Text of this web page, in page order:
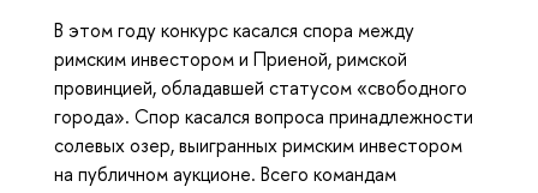
В этом году конкурс касался спора между
римским инвестором и Приеной, римской
провинцией, обладавшей статусом «свободного
города». Спор касался вопроса принадлежности
солевых озер, выигранных римским инвестором
на публичном аукционе. Всего командам